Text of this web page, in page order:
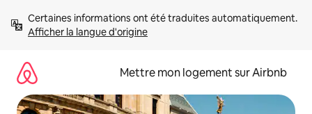
directement
Afficher la langue d'origine
Mettre mon logement sur Airbnb